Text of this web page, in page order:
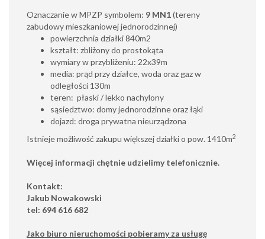
Oznaczanie w MPZP symbolem: 9 MN1(tereny
zabudowy mieszkaniowej jednorodzinnej)
powierzchnia działki 840m2
kształt: zbliżony do prostokąta
wymiary w przybliżeniu: 22x39m
media: prąd przy działce, woda oraz gaz w
odległości 130m
teren: płaski / lekko nachylony
sąsiedztwo: domy jednorodzinne oraz łąki
dojazd: droga prywatna nieurządzona
Istnieje możliwość zakupu większej działki o pow. 1410m2
Więcej informacji chętnie udzielimy telefonicznie.
Kontakt:
Jakub Nowakowski
tel: 694 616 682
Jako biuro nieruchomości pobieramy za usługę